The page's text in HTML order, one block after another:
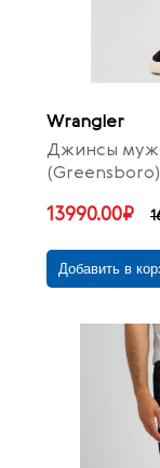
Wrangler
Джинсы
(Greensboro)
13990.00₽
Добавить в